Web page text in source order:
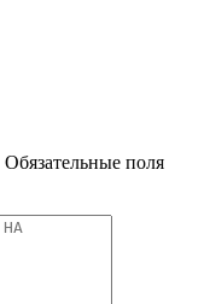
Обязательные поля